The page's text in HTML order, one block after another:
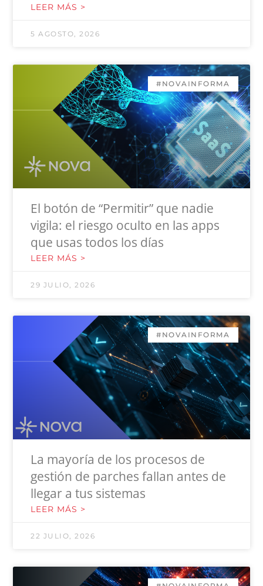
LEER MÁS >
5 AGOSTO, 2026
#NOVAINFORMA
El botón de “Permitir” que nadie
vigila: el riesgo oculto en las apps
que usas todos los días
LEER MÁS >
29 JULIO, 2026
#NOVAINFORMA
La mayoría de los procesos de
gestión de parches fallan antes de
llegar a tus sistemas
LEER MÁS >
22 JULIO, 2026